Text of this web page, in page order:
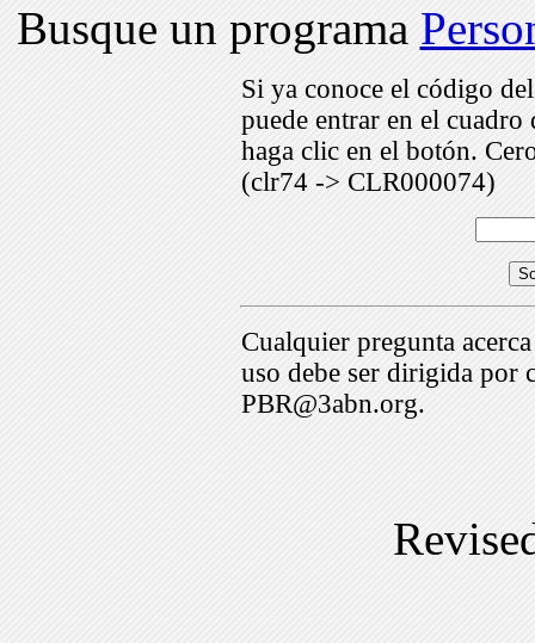
Busque un programa
Si ya conoce el código
puede entrar en el
haga clic en el botón.
(clr74 -> CLR000074)
Cualquier pregunta
uso debe ser dirigida por
PBR@3abn.org.